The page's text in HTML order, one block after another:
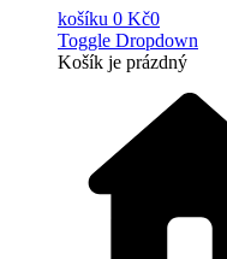
košíku 0 Kč0
Toggle Dropdown
Košík je prázdný